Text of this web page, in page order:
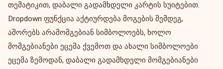
თემატიკით, დაბალი გადამხდელი კარტის სუიტებით.
Dropdown ფუნქცია აქტიურდება მოგების შემდეგ,
აშორებს არამომგებიან სიმბოლოებს, ხოლო
მომგებიანები ეცემა ქვემოთ და ახალი სიმბოლოები
ეცემა ზემოდან, დაბალი გადამხდელი მომგებიანები